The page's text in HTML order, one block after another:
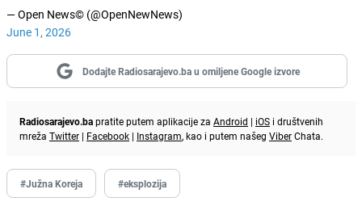
— Open News© (@OpenNewNews)
June 1, 2026
Dodajte Radiosarajevo.ba u omiljene Google izvore
Radiosarajevo.bapratite putem aplikacije za Android | iOS i društvenih
mreža Twitter | Facebook | Instagram, kao i putem našeg ViberChata.
#Južna Koreja #eksplozija